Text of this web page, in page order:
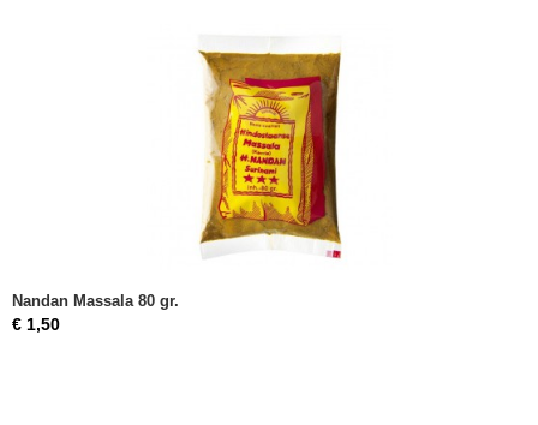
Nandan Massala 80 gr.
€ 1,50